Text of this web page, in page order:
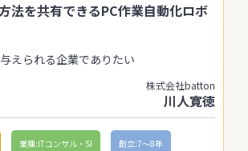
法を共有できるPC作業自動化ロボ
えられる企業でありたい
株式会社batton
川人寛徳
業種:ITコンサル・SI 創立:7〜8年